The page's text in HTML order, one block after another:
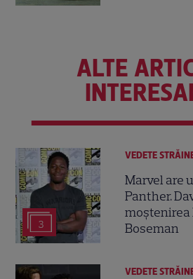
ALTE
3
VEDETE
Marvel are
Panther.
Boseman
VEDETE